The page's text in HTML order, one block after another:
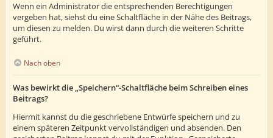
Wenn ein Administrator die entsprechenden Berechtigungen
vergeben hat, siehst du eine Schaltfläche in der Nähe des Beitrags,
um diesen zu melden. Du wirst dann durch die weiteren Schritte
geführt.
Nach oben
Was bewirkt die „Speichern“-Schaltfläche beim Schreiben eines
Beitrags?
Hiermit kannst du die geschriebene Entwürfe speichern und zu
einem späteren Zeitpunkt vervollständigen und absenden. Den